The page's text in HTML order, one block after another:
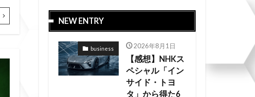
NEW ENTRY
business 2026年8月1日
【感想】NHKス
ペシャル「イン
サイド・トヨ
タ」から得た6